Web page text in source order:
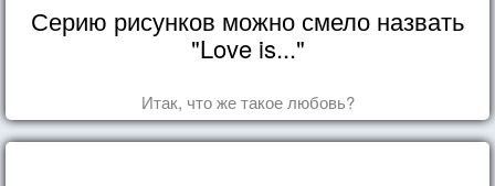
Серию рисунков можно смело назвать
"Love is..."
Итак, что же такое любовь?